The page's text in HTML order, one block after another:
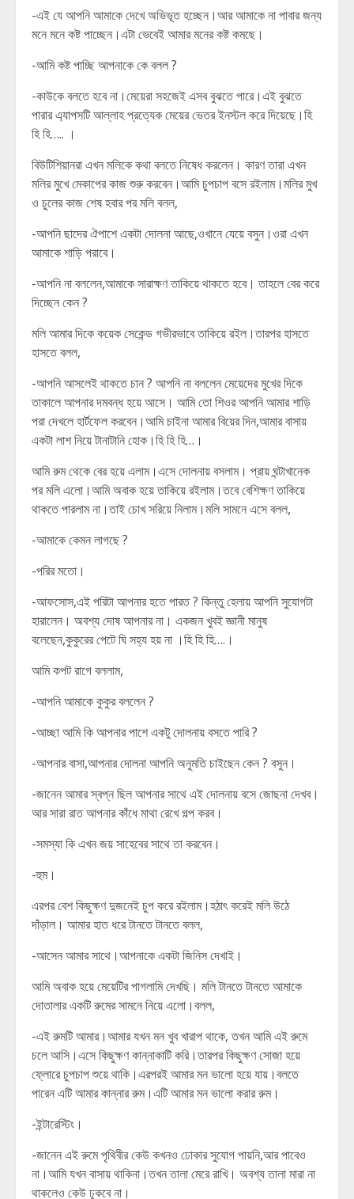
-এই যে আপনি আমাকে দেখে অভিভূত হচ্ছেন।আর আমাকে না পাবার জন্য
মনে মনে কষ্ট পাচ্ছেন।এটা ভেবেই আমার মনের কষ্ট কমছে।
-আমি কষ্ট পাচ্ছি আপনাকে কে বলল ?
-কাউকে বলতে হবে না।মেয়েরা সহজেই এসব বুঝতে পারে।এই বুঝতে
পারার এ্যাপসটি আল্লাহ প্রত্যেক মেয়ের ভেতর ইনস্টল করে দিয়েছে।হি
হি হি….. ।
বিউটিশিয়ানরা এখন মলিকে কথা বলতে নিষেধ করলেন। কারণ তারা এখন
মলির মুখে মেকাপের কাজ শুরু করবেন।আমি চুপচাপ বসে রইলাম।মলির মুখ
ও চুলের কাজ শেষ হবার পর মলি বলল,
-আপনি ছাদের ঐপাশে একটা দোলনা আছে,ওখানে যেয়ে বসুন।ওরা এখন
আমাকে শাড়ি পরাবে।
-আপনি না বললেন,আমাকে সারাক্ষণ তাকিয়ে থাকতে হবে। তাহলে বের করে
দিচ্ছেন কেন ?
মলি আমার দিকে কয়েক সেকেন্ড গভীরভাবে তাকিয়ে রইল।তারপর হাসতে
হাসতে বলল,
-আপনি আসলেই থাকতে চান ? আপনি না বললেন মেয়েদের মুখের দিকে
তাকালে আপনার দমবন্ধ হয়ে আসে। আমি তো শিওর আপনি আমার শাড়ি
পরা দেখলে হার্টফেল করবেন।আমি চাইনা আমার বিয়ের দিন,আমার বাসায়
একটা লাশ নিয়ে টানাটানি হোক।হি হি হি…।
আমি রুম থেকে বের হয়ে এলাম।এসে দোলনায় বসলাম। প্রায় ঘন্টাখানেক
পর মলি এলো।আমি অবাক হয়ে তাকিয়ে রইলাম।তবে বেশিক্ষণ তাকিয়ে
থাকতে পারলাম না।তাই চোখ সরিয়ে নিলাম।মলি সামনে এসে বলল,
-আমাকে কেমন লাগছে ?
-পরির মতো।
-আফসোস,এই পরিটা আপনার হতে পারত ? কিন্তু হেলায় আপনি সুযোগটা
হারালেন। অবশ্য দোষ আপনার না। একজন খুবই জ্ঞানী মানুষ
বলেছেন,কুকুরের পেটে ঘি সহ্য হয় না ।হি হি হি….।
আমি কপট রাগে বললাম,
-আপনি আমাকে কুকুর বললেন ?
-আচ্ছা আমি কি আপনার পাশে একটু দোলনায় বসতে পারি ?
-আপনার বাসা,আপনার দোলনা আপনি অনুমতি চাইছেন কেন ? বসুন।
-জানেন আমার স্বপ্ন ছিল আপনার সাথে এই দোলনায় বসে জোছনা দেখব।
আর সারা রাত আপনার কাঁধে মাথা রেখে গল্প করব।
-সমস্যা কি এখন জয় সাহেবের সাথে তা করবেন।
-হুম।
এরপর বেশ কিছুক্ষণ দুজনেই চুপ করে রইলাম।হঠাৎ করেই মলি উঠে
দাঁড়াল। আমার হাত ধরে টানতে টানতে বলল,
-আসেন আমার সাথে।আপনাকে একটা জিনিস দেখাই।
আমি অবাক হয়ে মেয়েটির পাগলামি দেখছি। মলি টানতে টানতে আমাকে
দোতালার একটি রুমের সামনে নিয়ে এলো।বলল,
-এই রুমটি আমার।আমার যখন মন খুব খারাপ থাকে, তখন আমি এই রুমে
চলে আসি।এসে কিছুক্ষণ কান্নাকাটি করি।তারপর কিছুক্ষণ সোজা হয়ে
ফ্লোরে চুপচাপ শুয়ে থাকি।এরপরই আমার মন ভালো হয়ে যায়।বলতে
পারেন এটি আমার কান্নার রুম।এটি আমার মন ভালো করার রুম।
-ইন্টারেস্টিং।
-জানেন এই রুমে পৃথিবীর কেউ কখনও ঢোকার সুযোগ পায়নি,আর পাবেও
না।আমি যখন বাসায় থাকিনা।তখন তালা মেরে রাখি। অবশ্য তালা মারা না
থাকলেও কেউ ঢুকবে না।